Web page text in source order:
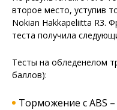
второе место, уступив
Nokian Hakkapeliitta R3.
теста получила
Тесты на обледенелом
баллов):
Торможение с ABS –